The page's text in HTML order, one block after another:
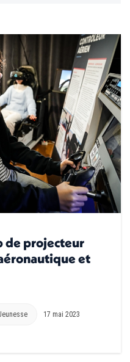
de projecteur
et
17 mai 2023